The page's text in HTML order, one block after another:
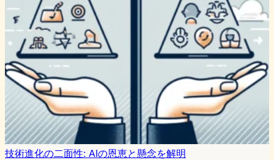
技術進化の二面性: AIの恩恵と懸念を解明